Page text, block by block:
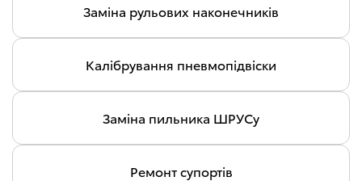
Заміна рульових наконечників
Калібрування пневмопідвіски
Заміна пильника ШРУСу
Ремонт супортів